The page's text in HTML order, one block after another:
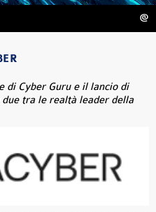
@
di Cyber Guru e il lancio di
tra le realtà leader della